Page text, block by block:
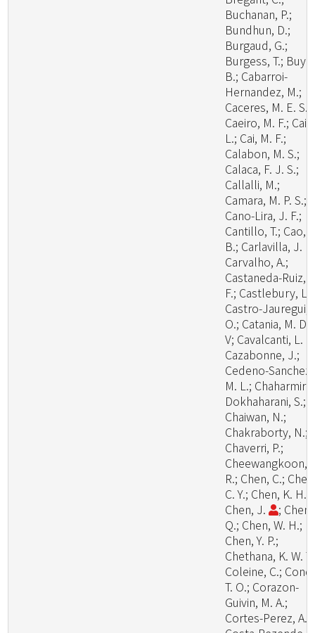
Buchanan, P.;
Bundhun, D.;
Burgaud, G.;
Burgess, T.;
B.; Cabarroi-
Hernandez, M.;
Caceres, M. E. S.;
Caeiro, M. F.; Cai,
L.; Cai, M. F.;
Calabon, M. S.;
Calaca, F. J. S.;
Callalli, M.;
Camara, M. P. S.;
Cano-Lira, J. F.;
Cantillo, T.; Cao,
B.; Carlavilla, J.
Carvalho, A.;
Castaneda-Ruiz,
F.; Castlebury, L.;
Castro-Jauregui,
O.; Catania, M. D.,
V; Cavalcanti, L.
Cazabonne, J.;
Cedeno-Sanchez,
M. L.; Chaharmiri-
Dokhaharani, S.;
Chaiwan, N.;
Chakraborty, N.;
Chaverri, P.;
Cheewangkoon,
R.; Chen, C.;
C. Y.; Chen, K. H.;
Chen, J.
; Chen,
Q.; Chen, W. H.;
Chen, Y. P.;
Chethana, K. W.
Coleine, C.;
T. O.; Corazon-
Guivin, M. A.;
Cortes-Perez, A.;